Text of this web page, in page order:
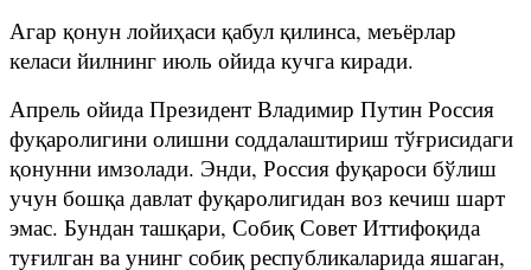
Агар қонун лойиҳаси қабул қилинса, меъёрлар
келаси йилнинг июль ойида кучга киради.
Апрель ойида Президент Владимир Путин Россия
фуқаролигини олишни соддалаштириш тўғрисидаги
қонунни имзолади. Энди, Россия фуқароси бўлиш
учун бошқа давлат фуқаролигидан воз кечиш шарт
эмас. Бундан ташқари, Собиқ Совет Иттифоқида
туғилган ва унинг собиқ республикаларида яшаган,